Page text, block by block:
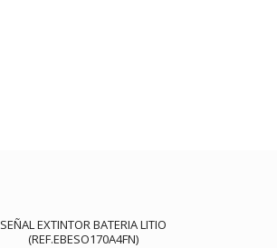
SEÑAL EXTINTOR BATERIA LITIO
(REF.EBESO170A4FN)